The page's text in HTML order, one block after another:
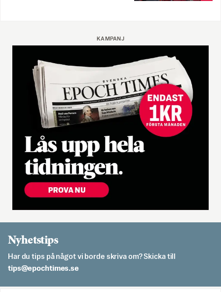
KAMPANJ
Nyhetstips
Har du tips på något vi borde skriva om? Skicka till
es.semithcope@spit